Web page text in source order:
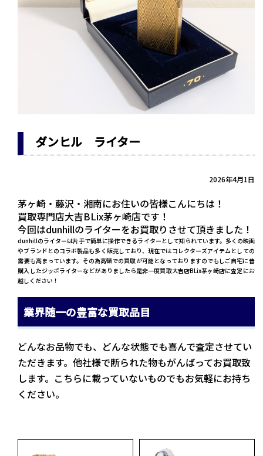
ダンヒル ライター
2026年4月1日
茅ヶ崎・藤沢・湘南にお住いの皆様こんにちは！
買取専門店大吉BLix茅ヶ崎店です！
今回はdunhillのライターをお買取りさせて頂きました！
dunhillのライターは片手で簡単に操作できるライターとして知られています。多くの映画
やブランドとのコラボ製品も多く販売しており、現在ではコレクターズアイテムとしての
需要も高まっています。その為高額での買取が可能となっておりますのでもしご自宅に昔
購入したジッポライターなどがありましたら是非一度買取大吉店BLix茅ヶ崎店に査定にお
越しください！
業界随一の豊富な買取品目
どんなお品物でも、どんな状態でも喜んで査定させてい
ただきます。他社様で断られた物もがんばってお買取致
します。こちらに載っていないものでもお気軽にお持ち
ください。